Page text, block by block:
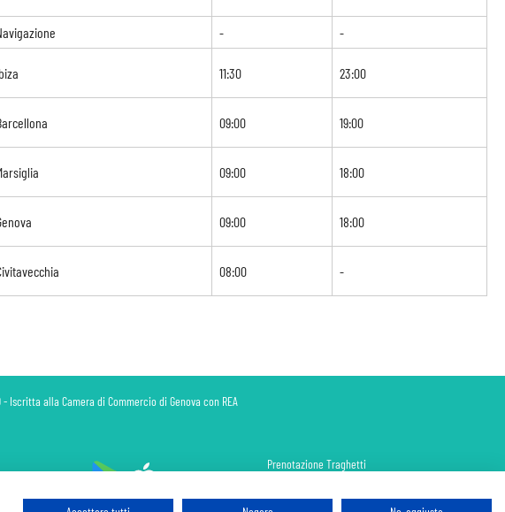
- -
11:30 23:00
09:00 19:00
09:00 18:00
09:00 18:00
08:00 -
alla Camera di Commercio di Genova con REA
Prenotazione Traghetti